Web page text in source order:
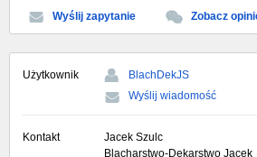
Wyślij zapytanie Zobacz
Użytkownik
BlachDekJS
Wyślij wiadomość
Kontakt
Jacek Szulc
Blacharstwo-Dekarstwo Jacek